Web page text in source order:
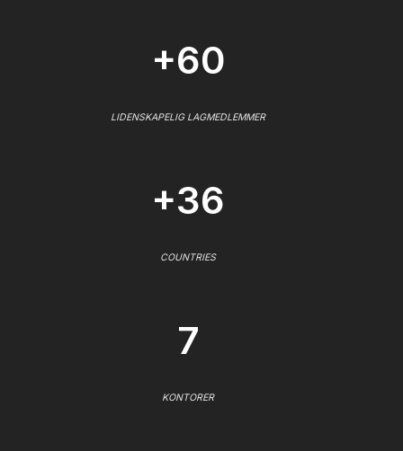
+60
LIDENSKAPELIG LAGMEDLEMMER
+36
COUNTRIES
7
KONTORER